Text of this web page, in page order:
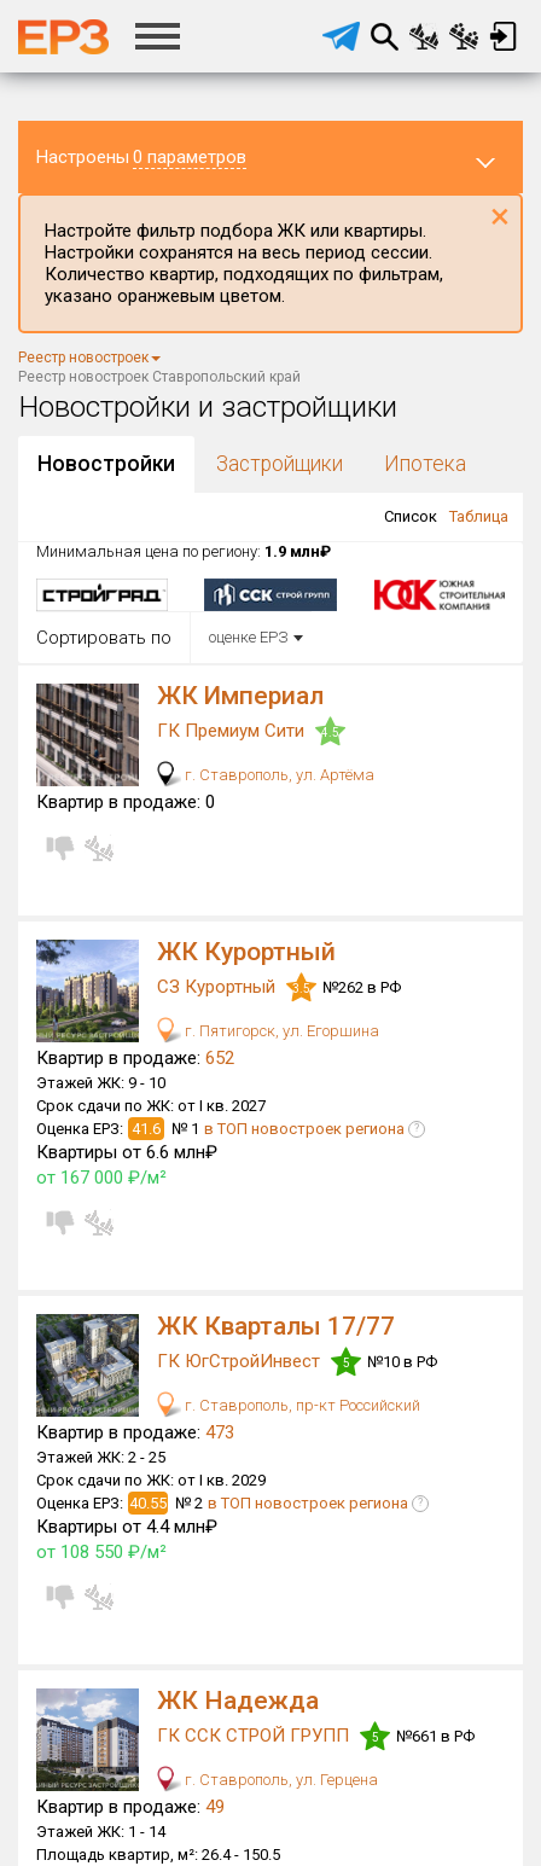
Настроены 0 параметров
Ставропольский край
Район в регионе
Все
Район в городе
Цена
от
Общая площадь, м²
Вид объекта
Кол-во комнат
Только новые
Оценка ЕРЗ ЖК
Рейтинг ЕРЗ
Найдено:
Жилых комплексов
Многоквартирных домов
Блокированных домов
Домов с апартаментами
Поселков таунхаусов
Блокированных домов
Настройте фильтр подбора ЖК или квартиры.
Настройки сохранятся на весь период сессии.
Количество квартир, подходящих по фильтрам,
указано оранжевым цветом.
×
Реестр новостроек
Реестр новостроек Ставропольский край
Новостройки и застройщики
Новостройки Застройщики Ипотека
Список
Таблица
Минимальная цена по региону: 1.9 млн₽
Сортировать по оценке ЕРЗ
ЖК Империал
ГК Премиум Сити 4.5
г. Ставрополь, ул. Артёма
Квартир в продаже: 0
ЖК Курортный
СЗ Курортный 3.5 №262 в РФ
г. Пятигорск, ул. Егоршина
Квартир в продаже: 652
Этажей ЖК: 9 - 10
Срок сдачи по ЖК: от I кв. 2027
Оценка ЕРЗ: 41.6 № 1 в ТОП новостроек региона ?
Квартиры от 6.6 млн₽
от 167 000 ₽/м²
ЖК Кварталы 17/77
ГК ЮгСтройИнвест 5 №10 в РФ
г. Ставрополь, пр-кт Российский
Квартир в продаже: 473
Этажей ЖК: 2 - 25
Срок сдачи по ЖК: от I кв. 2029
Оценка ЕРЗ: 40.55 № 2 в ТОП новостроек региона ?
Квартиры от 4.4 млн₽
от 108 550 ₽/м²
ЖК Надежда
ГК ССК СТРОЙ ГРУПП 5 №661 в РФ
г. Ставрополь, ул. Герцена
Квартир в продаже: 49
Этажей ЖК: 1 - 14
Площадь квартир, м²: 26.4 - 150.5